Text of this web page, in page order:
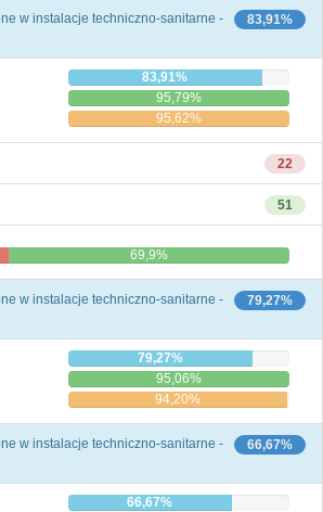
83,91%
w instalacje techniczno-sanitarne -
83,91%
95,79%
95,62%
22
51
69,9%
79,27%
w instalacje techniczno-sanitarne -
79,27%
95,06%
94,20%
66,67%
w instalacje techniczno-sanitarne -
66,67%